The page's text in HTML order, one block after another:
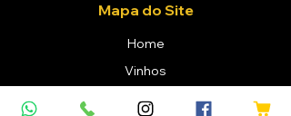
Mapa do Site
Home
Vinhos
Confraria